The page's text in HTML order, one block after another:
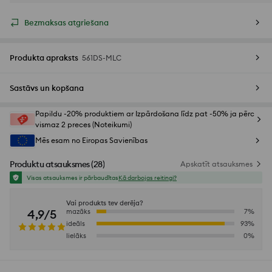
Bezmaksas atgriešana
Produkta apraksts 561DS-MLC
Sastāvs un kopšana
Papildu -20% produktiem ar Izpārdošana līdz pat -50% ja pērc
vismaz 2 preces (Noteikumi)
Mēs esam no Eiropas Savienības
Produktu atsauksmes(28) Apskatīt atsauksmes
Visas atsauksmes ir pārbaudītasKā darbojas reitingi?
4,9/5
Vai produkts tev derēja?
mazāks
7%
ideāls
93%
lielāks
0%